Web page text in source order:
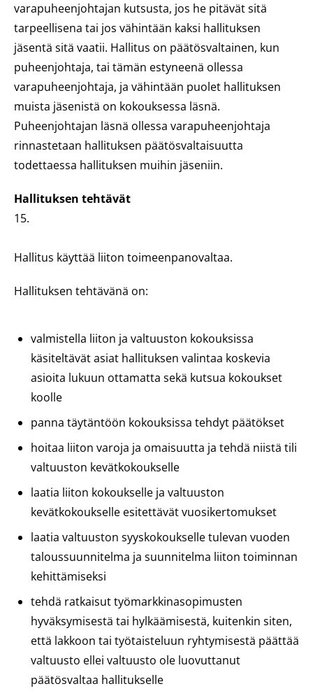
varapuheenjohtajan kutsusta, jos he pitävät sitä
tarpeellisena tai jos vähintään kaksi hallituksen
jäsentä sitä vaatii. Hallitus on päätösvaltainen, kun
puheenjohtaja, tai tämän estyneenä ollessa
varapuheenjohtaja, ja vähintään puolet hallituksen
muista jäsenistä on kokouksessa läsnä.
Puheenjohtajan läsnä ollessa varapuheenjohtaja
rinnastetaan hallituksen päätösvaltaisuutta
todettaessa hallituksen muihin jäseniin.
Hallituksen tehtävät
15.
Hallitus käyttää liiton toimeenpanovaltaa.
Hallituksen tehtävänä on:
valmistella liiton ja valtuuston kokouksissa
käsiteltävät asiat hallituksen valintaa koskevia
asioita lukuun ottamatta sekä kutsua kokoukset
koolle
panna täytäntöön kokouksissa tehdyt päätökset
hoitaa liiton varoja ja omaisuutta ja tehdä niistä tili
valtuuston kevätkokoukselle
laatia liiton kokoukselle ja valtuuston
kevätkokoukselle esitettävät vuosikertomukset
laatia valtuuston syyskokoukselle tulevan vuoden
taloussuunnitelma ja suunnitelma liiton toiminnan
kehittämiseksi
tehdä ratkaisut työmarkkinasopimusten
hyväksymisestä tai hylkäämisestä, kuitenkin siten,
että lakkoon tai työtaisteluun ryhtymisestä päättää
valtuusto ellei valtuusto ole luovuttanut
päätösvaltaa hallitukselle